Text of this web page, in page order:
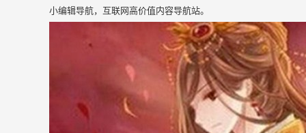
小编辑导航，互联网高价值内容导航站。